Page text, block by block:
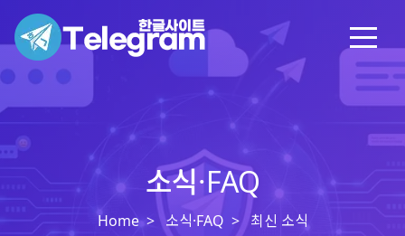
소식·FAQ
Home 소식·FAQ 최신 소식